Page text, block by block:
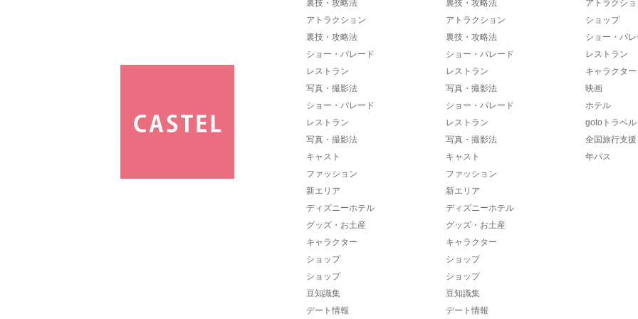
裏技・攻略法
アトラクション
裏技・攻略法
ショー・パレード
レストラン
写真・撮影法
ショー・パレード
レストラン
写真・撮影法
キャスト
ファッション
新エリア
ディズニーホテル
グッズ・お土産
キャラクター
ショップ
ショップ
豆知識集
デート情報
裏技・攻略法
アトラクション
裏技・攻略法
ショー・パレード
レストラン
写真・撮影法
ショー・パレード
レストラン
写真・撮影法
キャスト
ファッション
新エリア
ディズニーホテル
グッズ・お土産
キャラクター
ショップ
ショップ
豆知識集
デート情報
アトラクシ
ショップ
ショー・パ
レストラン
キャラクター
映画
ホテル
gotoトラベル
全国旅行支援
年パス